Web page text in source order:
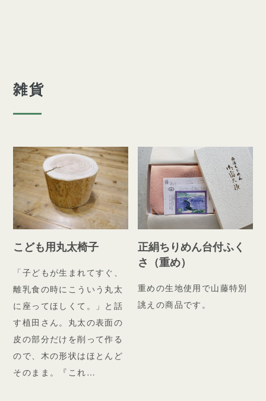
雑貨
こども用丸太椅子
「子どもが生まれてすぐ、
離乳食の時にこういう丸太
に座ってほしくて。」と話
す植田さん。丸太の表面の
皮の部分だけを削って作る
ので、木の形状はほとんど
そのまま。『これ…
正絹ちりめん台付ふく
さ（重め）
重めの生地使用で山藤特別
誂えの商品です。